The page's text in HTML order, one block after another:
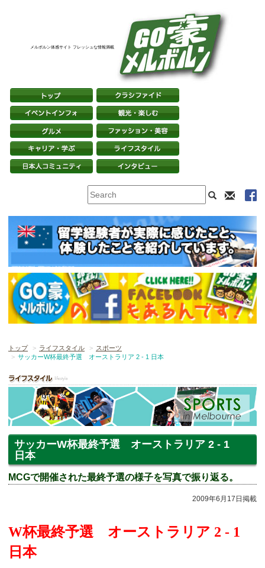
メルボルン体感サイト フレッシュな情報満載
トップ ライフスタイル
スポーツ
サッカーW杯最終予選 オーストラリア 2 - 1 日本
サッカーW杯最終予選 オーストラリア 2 - 1
日本
MCGで開催された最終予選の様子を写真で振り返る。
2009年6月17日掲載
W杯最終予選 オーストラリア 2 - 1
日本